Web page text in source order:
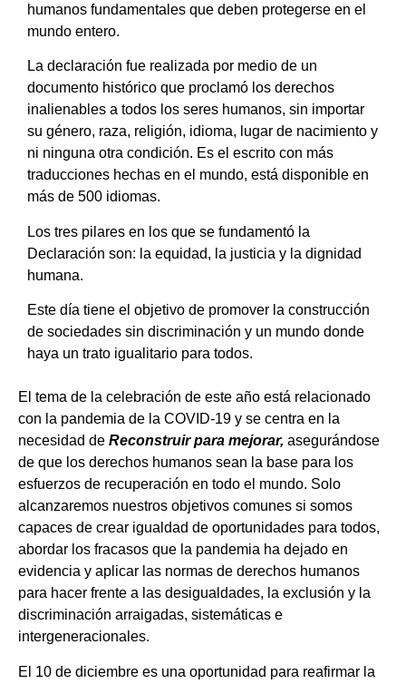
humanos fundamentales que deben protegerse en el
mundo entero.
La declaración fue realizada por medio de un
documento histórico que proclamó los derechos
inalienables a todos los seres humanos, sin importar
su género, raza, religión, idioma, lugar de nacimiento y
ni ninguna otra condición. Es el escrito con más
traducciones hechas en el mundo, está disponible en
más de 500 idiomas.
Los tres pilares en los que se fundamentó la
Declaración son: la equidad, la justicia y la dignidad
humana.
Este día tiene el objetivo de promover la construcción
de sociedades sin discriminación y un mundo donde
haya un trato igualitario para todos.
El tema de la celebración de este año está relacionado
con la pandemia de la COVID-19 y se centra en la
necesidad de Reconstruir para mejorar, asegurándose
de que los derechos humanos sean la base para los
esfuerzos de recuperación en todo el mundo. Solo
alcanzaremos nuestros objetivos comunes si somos
capaces de crear igualdad de oportunidades para todos,
abordar los fracasos que la pandemia ha dejado en
evidencia y aplicar las normas de derechos humanos
para hacer frente a las desigualdades, la exclusión y la
discriminación arraigadas, sistemáticas e
intergeneracionales.
El 10 de diciembre es una oportunidad para reafirmar la